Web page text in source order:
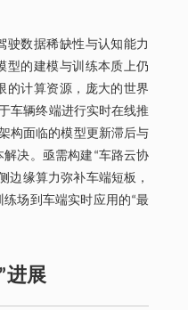
驶数据稀缺性与认知能力
型的建模与训练本质上仍
的计算资源，庞大的世界
车辆终端进行实时在线推
构面临的模型更新滞后与
决。亟需构建“车路云协
边缘算力弥补车端短板，
场到车端实时应用的“最
进展